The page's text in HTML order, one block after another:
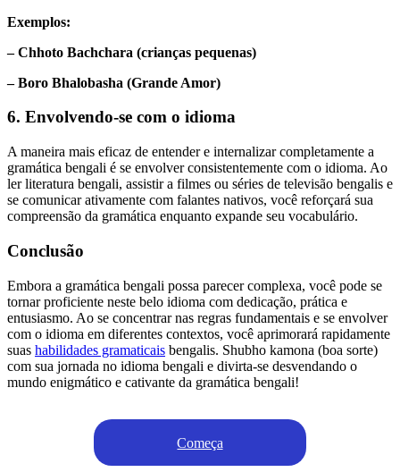
Exemplos:
– Chhoto Bachchara (crianças pequenas)
– Boro Bhalobasha (Grande Amor)
6. Envolvendo-se com o idioma
A maneira mais eficaz de entender e internalizar completamente a
gramática bengali é se envolver consistentemente com o idioma. Ao
ler literatura bengali, assistir a filmes ou séries de televisão bengalis e
se comunicar ativamente com falantes nativos, você reforçará sua
compreensão da gramática enquanto expande seu vocabulário.
Conclusão
Embora a gramática bengali possa parecer complexa, você pode se
tornar proficiente neste belo idioma com dedicação, prática e
entusiasmo. Ao se concentrar nas regras fundamentais e se envolver
com o idioma em diferentes contextos, você aprimorará rapidamente
suas habilidades gramaticais bengalis. Shubho kamona (boa sorte)
com sua jornada no idioma bengali e divirta-se desvendando o
mundo enigmático e cativante da gramática bengali!
Começa